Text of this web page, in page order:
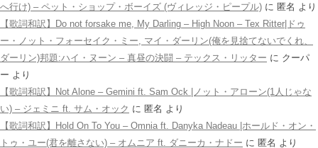
へ行け) – ペット・ショップ・ボーイズ (ヴィレッジ・ピープル) に 匿名 より
【歌詞和訳】Do not forsake me, My Darling – High Noon – Tex Ritter|ドゥ
ー・ノット・フォーセイク・ミー, マイ・ダーリン(俺を見捨てないでくれ、
ダーリン)邦題:ハイ・ヌーン – 真昼の決闘 – テックス・リッター に クーパ
ー より
【歌詞和訳】Not Alone – Gemini ft. Sam Ock |ノット・アローン(1人じゃな
い) – ジェミニ ft. サム・オック に 匿名 より
【歌詞和訳】Hold On To You – Omnia ft. Danyka Nadeau |ホールド・オン・
トゥ・ユー(君を離さない) – オムニア ft. ダニーカ・ナドー に 匿名 より